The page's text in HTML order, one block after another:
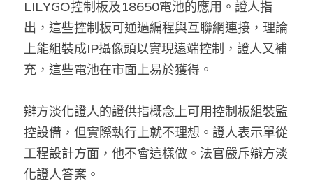
LILYGO控制板及18650電池的應用。證人指
出，這些控制板可通過編程與互聯網連接，理論
上能組裝成IP攝像頭以實現遠端控制，證人又補
充，這些電池在市面上易於獲得。
辯方淡化證人的證供指概念上可用控制板組裝監
控設備，但實際執行上就不理想。證人表示單從
工程設計方面，他不會這樣做。法官嚴斥辯方淡
化證人答案。